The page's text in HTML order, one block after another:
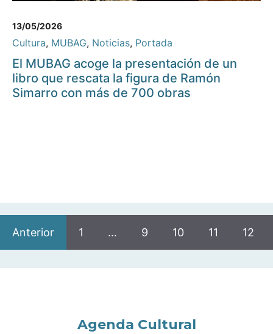
13/05/2026
Cultura, MUBAG, Noticias, Portada
El MUBAG acoge la presentación de un
libro que rescata la figura de Ramón
Simarro con más de 700 obras
Anterior 1 … 9 10 11 12
Agenda Cultural